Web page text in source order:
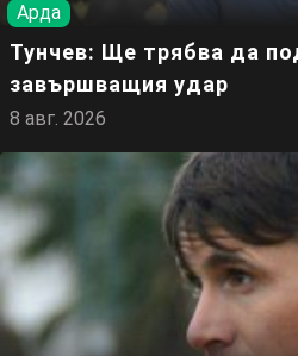
Арда
Тунчев: Ще трябва да
завършващия удар
8 авг. 2026